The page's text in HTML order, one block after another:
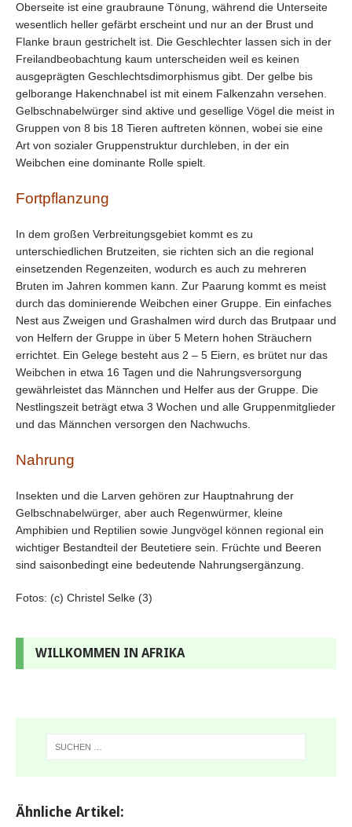
Oberseite ist eine graubraune Tönung, während die Unterseite
wesentlich heller gefärbt erscheint und nur an der Brust und
Flanke braun gestrichelt ist. Die Geschlechter lassen sich in der
Freilandbeobachtung kaum unterscheiden weil es keinen
ausgeprägten Geschlechtsdimorphismus gibt. Der gelbe bis
gelborange Hakenchnabel ist mit einem Falkenzahn versehen.
Gelbschnabelwürger sind aktive und gesellige Vögel die meist in
Gruppen von 8 bis 18 Tieren auftreten können, wobei sie eine
Art von sozialer Gruppenstruktur durchleben, in der ein
Weibchen eine dominante Rolle spielt.
Fortpflanzung
In dem großen Verbreitungsgebiet kommt es zu
unterschiedlichen Brutzeiten, sie richten sich an die regional
einsetzenden Regenzeiten, wodurch es auch zu mehreren
Bruten im Jahren kommen kann. Zur Paarung kommt es meist
durch das dominierende Weibchen einer Gruppe. Ein einfaches
Nest aus Zweigen und Grashalmen wird durch das Brutpaar und
von Helfern der Gruppe in über 5 Metern hohen Sträuchern
errichtet. Ein Gelege besteht aus 2 – 5 Eiern, es brütet nur das
Weibchen in etwa 16 Tagen und die Nahrungsversorgung
gewährleistet das Männchen und Helfer aus der Gruppe. Die
Nestlingszeit beträgt etwa 3 Wochen und alle Gruppenmitglieder
und das Männchen versorgen den Nachwuchs.
Nahrung
Insekten und die Larven gehören zur Hauptnahrung der
Gelbschnabelwürger, aber auch Regenwürmer, kleine
Amphibien und Reptilien sowie Jungvögel können regional ein
wichtiger Bestandteil der Beutetiere sein. Früchte und Beeren
sind saisonbedingt eine bedeutende Nahrungsergänzung.
Fotos: (c) Christel Selke (3)
WILLKOMMEN IN AFRIKA
Ähnliche Artikel: